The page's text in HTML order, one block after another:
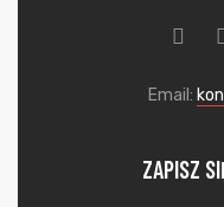
Email:
ZAPISZ